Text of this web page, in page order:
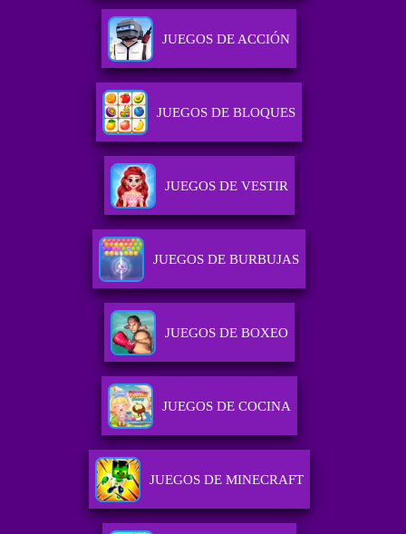
JUEGOS DE ACCIÓN
JUEGOS DE BLOQUES
JUEGOS DE VESTIR
JUEGOS DE BURBUJAS
JUEGOS DE BOXEO
JUEGOS DE COCINA
JUEGOS DE MINECRAFT